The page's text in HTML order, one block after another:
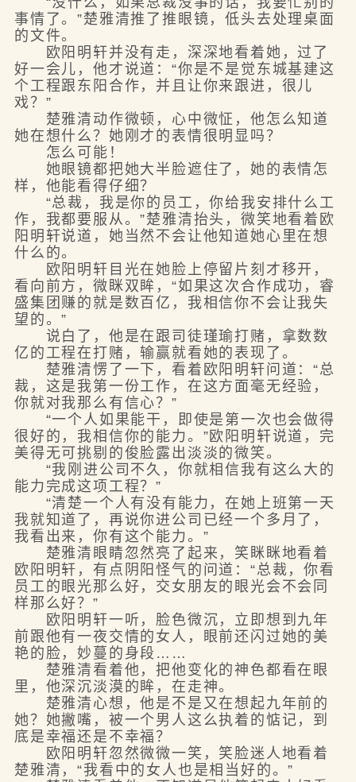
事情了。”楚雅清推了推眼镜，低头去处理桌面
的文件。
欧阳明轩并没有走，深深地看着她，过了
好一会儿，他才说道：“你是不是觉东城基建这
个工程跟东阳合作，并且让你来跟进，很儿
戏？”
楚雅清动作微顿，心中微怔，他怎么知道
她在想什么？她刚才的表情很明显吗？
怎么可能！
她眼镜都把她大半脸遮住了，她的表情怎
样，他能看得仔细？
“总裁，我是你的员工，你给我安排什么工
作，我都要服从。”楚雅清抬头，微笑地看着欧
阳明轩说道，她当然不会让他知道她心里在想
什么的。
欧阳明轩目光在她脸上停留片刻才移开，
看向前方，微眯双眸，“如果这次合作成功，睿
盛集团赚的就是数百亿，我相信你不会让我失
望的。”
说白了，他是在跟司徒瑾瑜打赌，拿数数
亿的工程在打赌，输赢就看她的表现了。
楚雅清愣了一下，看着欧阳明轩问道：“总
裁，这是我第一份工作，在这方面毫无经验，
你就对我那么有信心？”
“一个人如果能干，即使是第一次也会做得
很好的，我相信你的能力。”欧阳明轩说道，完
美得无可挑剔的俊脸露出淡淡的微笑。
“我刚进公司不久，你就相信我有这么大的
能力完成这项工程？”
“清楚一个人有没有能力，在她上班第一天
我就知道了，再说你进公司已经一个多月了，
我看出来，你有这个能力。”
楚雅清眼睛忽然亮了起来，笑眯眯地看着
欧阳明轩，有点阴阳怪气的问道：“总裁，你看
员工的眼光那么好，交女朋友的眼光会不会同
样那么好？”
欧阳明轩一听，脸色微沉，立即想到九年
前跟他有一夜交情的女人，眼前还闪过她的美
艳的脸，妙蔓的身段……
楚雅清看着他，把他变化的神色都看在眼
里，他深沉淡漠的眸，在走神。
楚雅清心想，他是不是又在想起九年前的
她？她撇嘴，被一个男人这么执着的惦记，到
底是幸福还是不幸福？
欧阳明轩忽然微微一笑，笑脸迷人地看着
楚雅清，“我看中的女人也是相当好的。”